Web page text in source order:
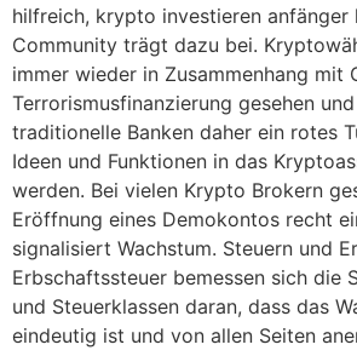
hilfreich, krypto investieren anfänger
Community trägt dazu bei.
immer wieder in Zusammenhang mit
Terrorismusfinanzierung gesehen
traditionelle Banken daher ein rotes
Ideen und Funktionen in das
werden. Bei vielen Krypto Brokern
Eröffnung eines Demokontos recht
signalisiert Wachstum. Steuern und
Erbschaftssteuer bemessen sich die
und Steuerklassen daran, dass das
eindeutig ist und von allen Seiten